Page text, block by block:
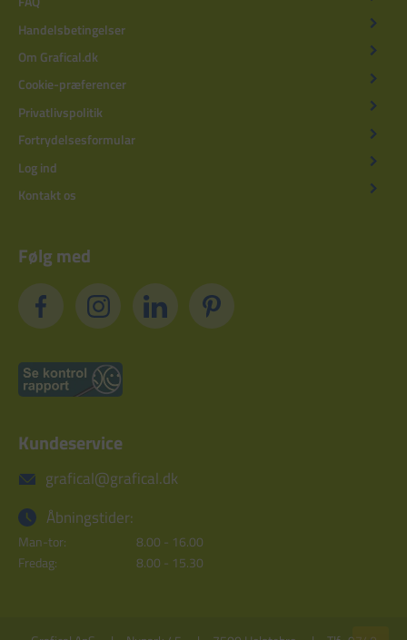
Handelsbetingelser
Om Grafical.dk
Cookie-præferencer
Privatlivspolitik
Fortrydelsesformular
Log ind
Kontakt os
Følg med
Kundeservice
grafical@grafical.dk
Åbningstider:
Man-tor:
8.00 - 16.00
Fredag:
8.00 - 15.30